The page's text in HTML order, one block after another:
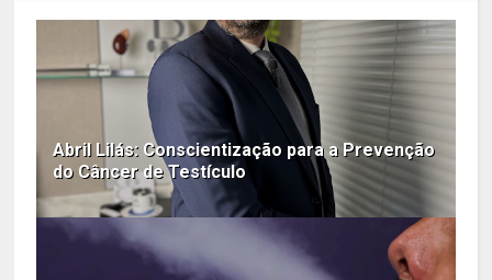
Abril Lilás: Conscientização para a Prevenção
do Câncer de Testículo